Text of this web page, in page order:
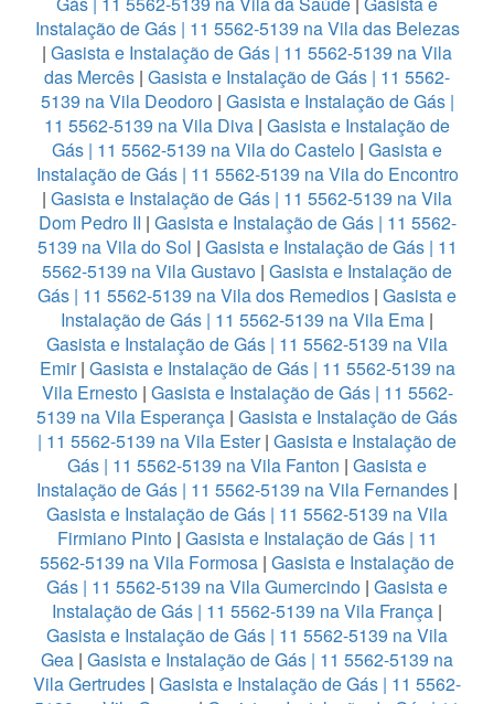
Instalação de Gás | 11 5562-5139 na Vila das Belezas
| Gasista e Instalação de Gás | 11 5562-5139 na Vila
das Mercês | Gasista e Instalação de Gás | 11 5562-
5139 na Vila Deodoro| Gasista e Instalação de Gás |
11 5562-5139 na Vila Diva | Gasista e Instalação de
Gás | 11 5562-5139 na Vila do Castelo | Gasista e
Instalação de Gás | 11 5562-5139 na Vila do Encontro
| Gasista e Instalação de Gás | 11 5562-5139 na Vila
Dom Pedro II | Gasista e Instalação de Gás | 11 5562-
5139 na Vila do Sol | Gasista e Instalação de Gás | 11
5562-5139 na Vila Gustavo | Gasista e Instalação de
Gás | 11 5562-5139 na Vila dos Remedios | Gasista e
Instalação de Gás | 11 5562-5139 na Vila Ema |
Gasista e Instalação de Gás | 11 5562-5139 na Vila
Emir| Gasista e Instalação de Gás | 11 5562-5139 na
Vila Ernesto| Gasista e Instalação de Gás | 11 5562-
5139 na Vila Esperança | Gasista e Instalação de Gás
| 11 5562-5139 na Vila Ester| Gasista e Instalação de
Gás | 11 5562-5139 na Vila Fanton | Gasista e
Instalação de Gás | 11 5562-5139 na Vila Fernandes |
Gasista e Instalação de Gás | 11 5562-5139 na Vila
Firmiano Pinto| Gasista e Instalação de Gás | 11
5562-5139 na Vila Formosa | Gasista e Instalação de
Gás | 11 5562-5139 na Vila Gumercindo | Gasista e
Instalação de Gás | 11 5562-5139 na Vila França |
Gasista e Instalação de Gás | 11 5562-5139 na Vila
Gea | Gasista e Instalação de Gás | 11 5562-5139 na
Vila Gertrudes | Gasista e Instalação de Gás | 11 5562-